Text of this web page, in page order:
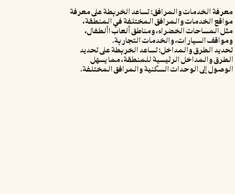
معرفة الخدمات والمرافق: تساعد الخريطة على معرفة
مواقع الخدمات والمرافق المختلفة في المنطقة،
مثل المساحات الخضراء، ومناطق ألعاب األطفال،
ومواقف السيارات، والخدمات التجارية.
تحديد الطرق والمداخل: تساعد الخريطة على تحديد
الطرق والمداخل الرئيسية للمنطقة، مما يسهل
الوصول إلى الوحدات السكنية والمرافق المختلفة.